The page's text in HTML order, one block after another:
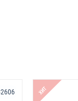
ХИТ